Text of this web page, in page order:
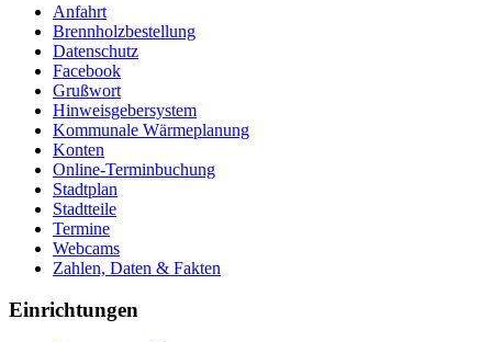
Anfahrt
Brennholzbestellung
Datenschutz
Facebook
Grußwort
Hinweisgebersystem
Kommunale Wärmeplanung
Konten
Online-Terminbuchung
Stadtplan
Stadtteile
Termine
Webcams
Zahlen, Daten & Fakten
Einrichtungen